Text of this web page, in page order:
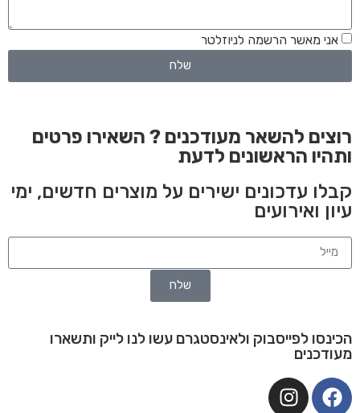
אני מאשר הרשמה לניוזלטר
שלח
רוצים להשאר מעודכנים ? השאירו פרטים
ותהיו הראשונים לדעת
קבלו עדכונים ישירים על מוצרים חדשים, ימי
עיון ואירועים
שלח
הכינסו לפייסבוק ולאינסטגרם עשו לנו לייק ותשארו
מעודכנים